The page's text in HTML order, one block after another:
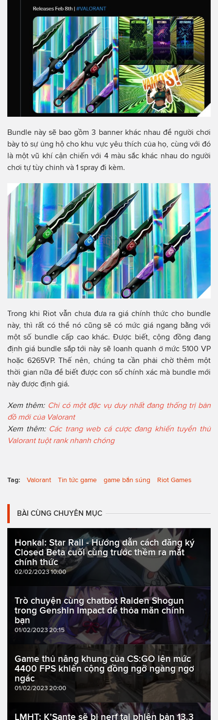
Bundle này sẽ bao gồm 3 banner khác nhau để người chơi
bày tỏ sự ủng hộ cho khu vực yêu thích của họ, cùng với đó
là một vũ khí cận chiến với 4 màu sắc khác nhau do người
chơi tự tùy chỉnh và 1 spray đi kèm.
Trong khi Riot vẫn chưa đưa ra giá chính thức cho bundle
này, thì rất có thể nó cũng sẽ có mức giá ngang bằng với
một số bundle cấp cao khác. Được biết, cộng đồng đang
định giá bundle sắp tới này sẽ loanh quanh ở mức 5100 VP
hoặc 6265VP. Thế nên, chúng ta cần phải chờ thêm một
thời gian nữa để biết được con số chính xác mà bundle mới
này được định giá.
Xem thêm: Chỉ có một đặc vụ duy nhất đang thống trị bản
đồ mới của Valorant
Xem thêm: Các trang web cá cược đang khiến tuyển thủ
Valorant tuột rank nhanh chóng
Tag: Valorant Tin tức game game bắn súng Riot Games
BÀI CÙNG CHUYÊN MỤC
Honkai: Star Rail - Hướng dẫn cách đăng ký
Closed Beta cuối cùng trước thềm ra mắt
chính thức
02/02/2023 10:00
Trò chuyện cùng chatbot Raiden Shogun
trong Genshin Impact để thỏa mãn chính
bạn
01/02/2023 20:15
Game thủ nâng khung của CS:GO lên mức
4400 FPS khiến cộng đồng ngỡ ngàng ngơ
ngác
01/02/2023 20:00
LMHT: K’Sante sẽ bị nerf tại phiên bản 13.3